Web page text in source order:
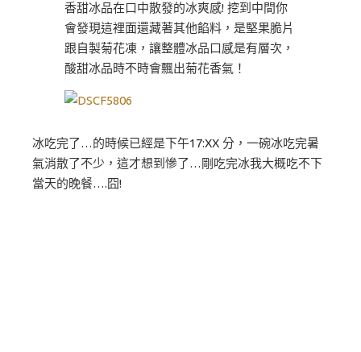
香甜冰品在口中散發的冰爽感! 挖到中間你
會發現這裡面還藏著其他餡料，是堅果脆片
跟自製菊花凍，讓整體冰品口感是有層次，
酸甜冰品時不時會飄出菊花香氣！
冰吃完了…的時候已經是下午17:XX 分，一碗冰吃完暑
氣消散了不少，這才想到慘了…剛吃完冰我大概吃不下
當天的晚餐….囧!